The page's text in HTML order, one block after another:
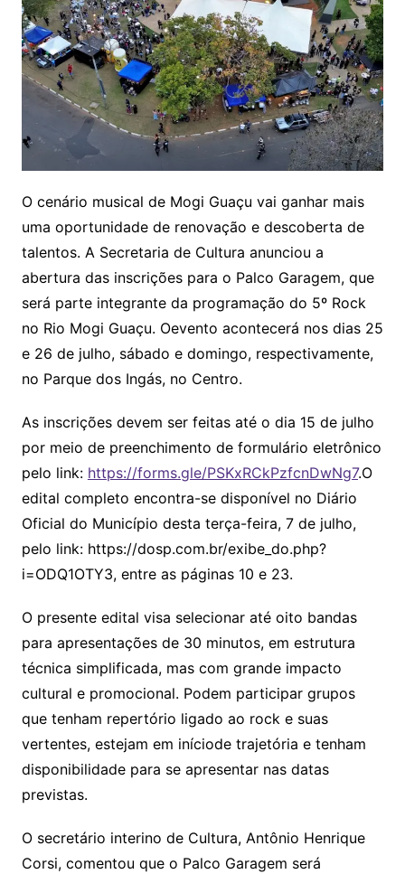
O cenário musical de Mogi Guaçu vai ganhar mais
uma oportunidade de renovação e descoberta de
talentos. A Secretaria de Cultura anunciou a
abertura das inscrições para o Palco Garagem, que
será parte integrante da programação do 5º Rock
no Rio Mogi Guaçu. Oevento acontecerá nos dias 25
e 26 de julho, sábado e domingo, respectivamente,
no Parque dos Ingás, no Centro.
As inscrições devem ser feitas até o dia 15 de julho
por meio de preenchimento de formulário eletrônico
pelo link: https://forms.gle/PSKxRCkPzfcnDwNg7.O
edital completo encontra-se disponível no Diário
Oficial do Município desta terça-feira, 7 de julho,
pelo link: https://dosp.com.br/exibe_do.php?
i=ODQ1OTY3, entre as páginas 10 e 23.
O presente edital visa selecionar até oito bandas
para apresentações de 30 minutos, em estrutura
técnica simplificada, mas com grande impacto
cultural e promocional. Podem participar grupos
que tenham repertório ligado ao rock e suas
vertentes, estejam em iníciode trajetória e tenham
disponibilidade para se apresentar nas datas
previstas.
O secretário interino de Cultura, Antônio Henrique
Corsi, comentou que o Palco Garagem será